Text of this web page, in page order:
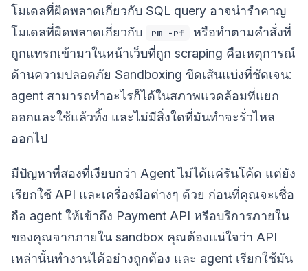
โมเดลที่ผิดพลาดเกี่ยวกับ SQL query อาจน่ารำคาญ
โมเดลที่ผิดพลาดเกี่ยวกับ
rm -rf
หรือทำตามคำสั่งที่
ถูกแทรกเข้ามาในหน้าเว็บที่ถูก scraping คือเหตุการณ์
ด้านความปลอดภัย Sandboxing ขีดเส้นแบ่งที่ชัดเจน:
agent สามารถทำอะไรก็ได้ในสภาพแวดล้อมที่แยก
ออกและใช้แล้วทิ้ง และไม่มีสิ่งใดที่มันทำจะรั่วไหล
ออกไป
มีปัญหาที่สองที่เงียบกว่า Agent ไม่ได้แค่รันโค้ด แต่ยัง
เรียกใช้ API และเครื่องมือต่างๆ ด้วย ก่อนที่คุณจะเชื่อ
ถือ agent ให้เข้าถึง Payment API หรือบริการภายใน
ของคุณจากภายใน sandbox คุณต้องแน่ใจว่า API
เหล่านั้นทำงานได้อย่างถูกต้อง และ agent เรียกใช้มัน